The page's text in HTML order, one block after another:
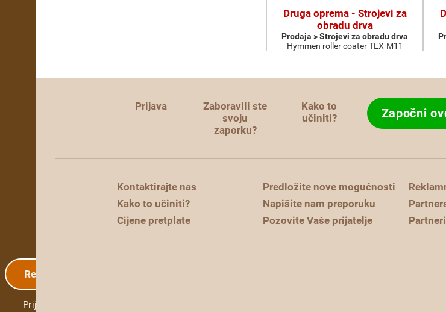
Registracija
Prijava
Druga oprema - Strojevi za
obradu drva
Prodaja > Strojevi za obradu drva
Hymmen roller coater TLX-M11
Prijava
Zaboravili ste
svoju
zaporku?
Kako to
učiniti?
Započni
Kontaktirajte nas
Kako to učiniti?
Cijene pretplate
Predložite nove mogućnosti
Napišite nam preporuku
Pozovite Vaše prijatelje
Partneri